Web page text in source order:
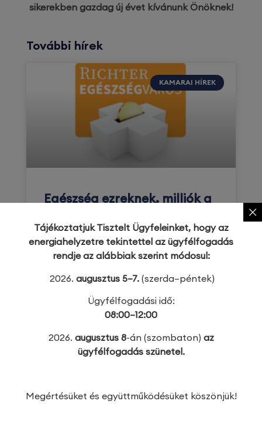
sikerekben gazdag új évet kívánunk Önöknek!
További hírek
KAMARAI HÍREK
Egészség ezreknek, milliók a
Dorottya Kórháznak!
A Richter Gedeon Nyrt. 3.500.000 Ft
Dorottya
TOVÁBB OLVASOM »
2026. augusztus 5.
KAMARAI HÍREK
Tájékoztatjuk Tisztelt Ügyfeleinket, hogy az
energiahelyzetre tekintettel az ügyfélfogadás
rendje az alábbiak szerint módosul:
2026. augusztus 5–7. (szerda–péntek)
Ügyfélfogadási idő:
08:00–12:00
2026. augusztus 8-án (szombaton) az
ügyfélfogadás szünetel.
Megértésüket és együttműködésüket köszönjük!